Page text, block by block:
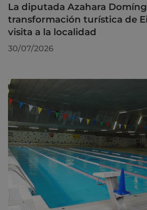
La diputada Azahara
transformación turística de
visita a la localidad
30/07/2026